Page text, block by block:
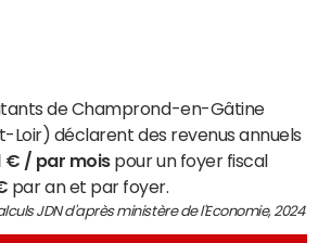
de Champrond-en-Gâtine
Loir) déclarent des revenus annuels
€ / par moispour un foyer fiscal
par an et par foyer.
JDN d'après ministère de l'Economie, 2024